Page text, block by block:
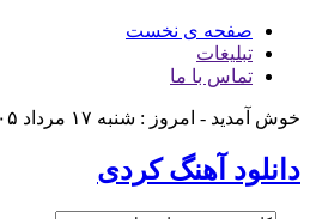
صفحه ی نخست
تبلیغات
تماس با ما
خوش آمدید - امروز : شنبه ۱۷ مرداد ۱۴۰۵
دانلود آهنگ کردی